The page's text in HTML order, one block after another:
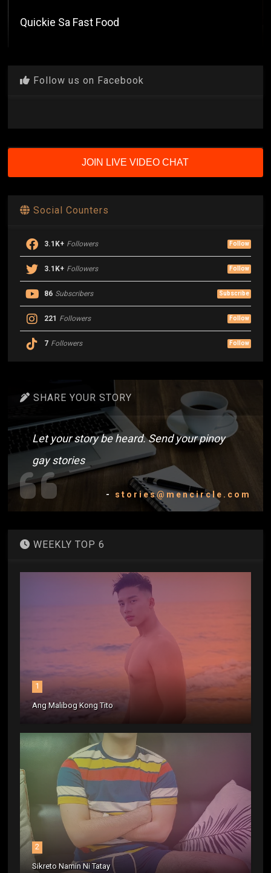
Quickie Sa Fast Food
Follow us on Facebook
JOIN LIVE VIDEO CHAT
Social Counters
3.1K+ Followers Follow
3.1K+ Followers Follow
86 Subscribers Subscribe
221 Followers Follow
7 Followers Follow
SHARE YOUR STORY
Let your story be heard. Send your pinoy
gay stories
- stories@mencircle.com
WEEKLY TOP 6
1
Ang Malibog Kong Tito
2
Sikreto Namin Ni Tatay